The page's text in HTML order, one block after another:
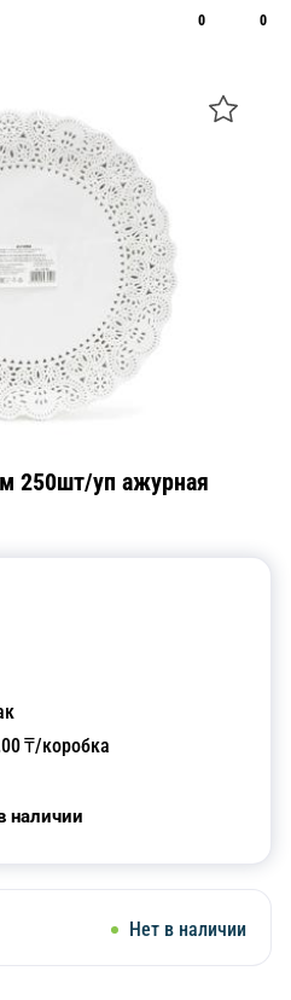
0 0
250шт/уп ажурная
₸/коробка
наличии
Нет в наличии